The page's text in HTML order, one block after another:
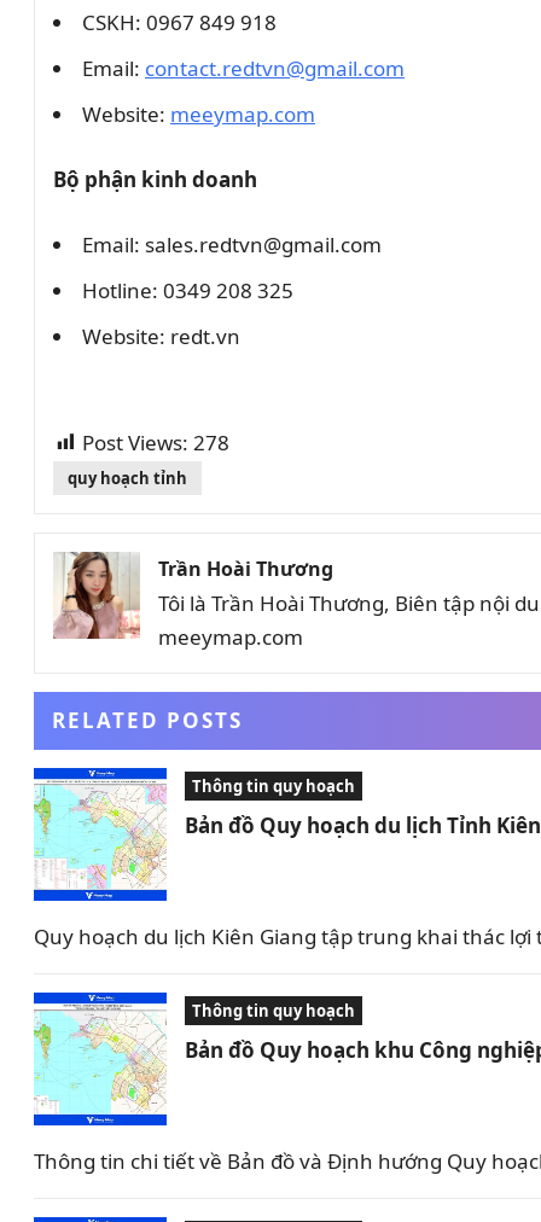
CSKH: 0967 849 918
Email: contact.redtvn@gmail.com
Website: meeymap.com
Bộ phận kinh doanh
Email: sales.redtvn@gmail.com
Hotline: 0349 208 325
Website: redt.vn
Post Views: 278
quy hoạch tỉnh
Trần Hoài Thương
Tôi là Trần Hoài Thương, Biên tập nội
meeymap.com
RELATED POSTS
Thông tin quy hoạch
Bản đồ Quy hoạch du lịch Tỉnh
Quy hoạch du lịch Kiên Giang tập trung khai thác
Thông tin quy hoạch
Bản đồ Quy hoạch khu Công
Thông tin chi tiết về Bản đồ và Định hướng Quy